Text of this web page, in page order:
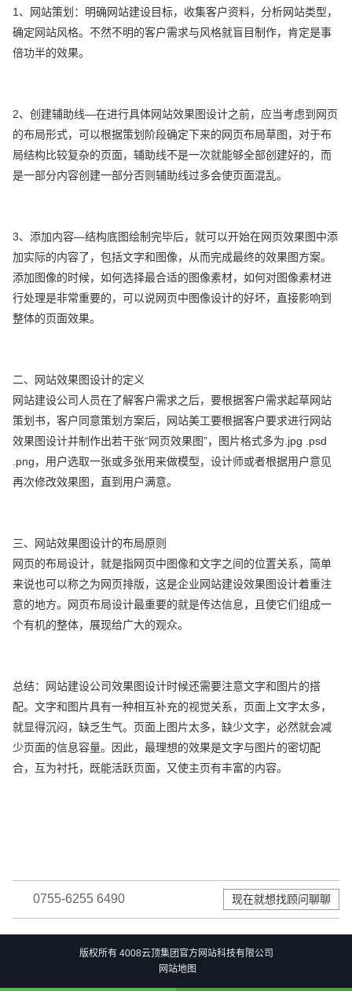
1、网站策划：明确网站建设目标，收集客户资料，分析网站类型，
确定网站风格。不然不明的客户需求与风格就盲目制作，肯定是事
倍功半的效果。
2、创建辅助线—在进行具体网站效果图设计之前，应当考虑到网页
的布局形式，可以根据策划阶段确定下来的网页布局草图，对于布
局结构比较复杂的页面，辅助线不是一次就能够全部创建好的，而
是一部分内容创建一部分否则辅助线过多会使页面混乱。
3、添加内容—结构底图绘制完毕后，就可以开始在网页效果图中添
加实际的内容了，包括文字和图像，从而完成最终的效果图方案。
添加图像的时候，如何选择最合适的图像素材，如何对图像素材进
行处理是非常重要的，可以说网页中图像设计的好坏，直接影响到
整体的页面效果。
二、网站效果图设计的定义
网站建设公司人员在了解客户需求之后，要根据客户需求起草网站
策划书，客户同意策划方案后，网站美工要根据客户要求进行网站
效果图设计并制作出若干张“网页效果图”，图片格式多为.jpg .psd
.png，用户选取一张或多张用来做模型，设计师或者根据用户意见
再次修改效果图，直到用户满意。
三、网站效果图设计的布局原则
网页的布局设计，就是指网页中图像和文字之间的位置关系，简单
来说也可以称之为网页排版，这是企业网站建设效果图设计着重注
意的地方。网页布局设计最重要的就是传达信息，且使它们组成一
个有机的整体，展现给广大的观众。
总结：网站建设公司效果图设计时候还需要注意文字和图片的搭
配。文字和图片具有一种相互补充的视觉关系，页面上文字太多，
就显得沉闷，缺乏生气。页面上图片太多，缺少文字，必然就会减
少页面的信息容量。因此，最理想的效果是文字与图片的密切配
合，互为衬托，既能活跃页面，又使主页有丰富的内容。
0755-6255 6490 现在就想找顾问聊聊
版权所有 4008云顶集团官方网站科技有限公司
网站地图